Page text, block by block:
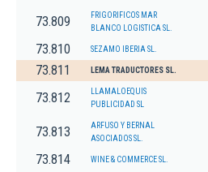
73.809
FRIGORIFICOS MAR
BLANCO LOGISTICA SL.
73.810 SEZAMO IBERIA SL.
73.811 LEMA TRADUCTORES SL.
73.812
LLAMALOEQUIS
PUBLICIDAD SL
73.813
ARFUSO Y BERNAL
ASOCIADOS SL.
73.814 WINE & COMMERCE SL.